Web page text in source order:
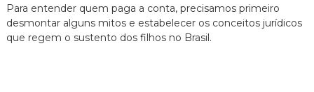
t
o
t
Para entender quem paga a conta, precisamos primeiro
desmontar alguns mitos e estabelecer os conceitos jurídicos
que regem o sustento dos filhos no Brasil.